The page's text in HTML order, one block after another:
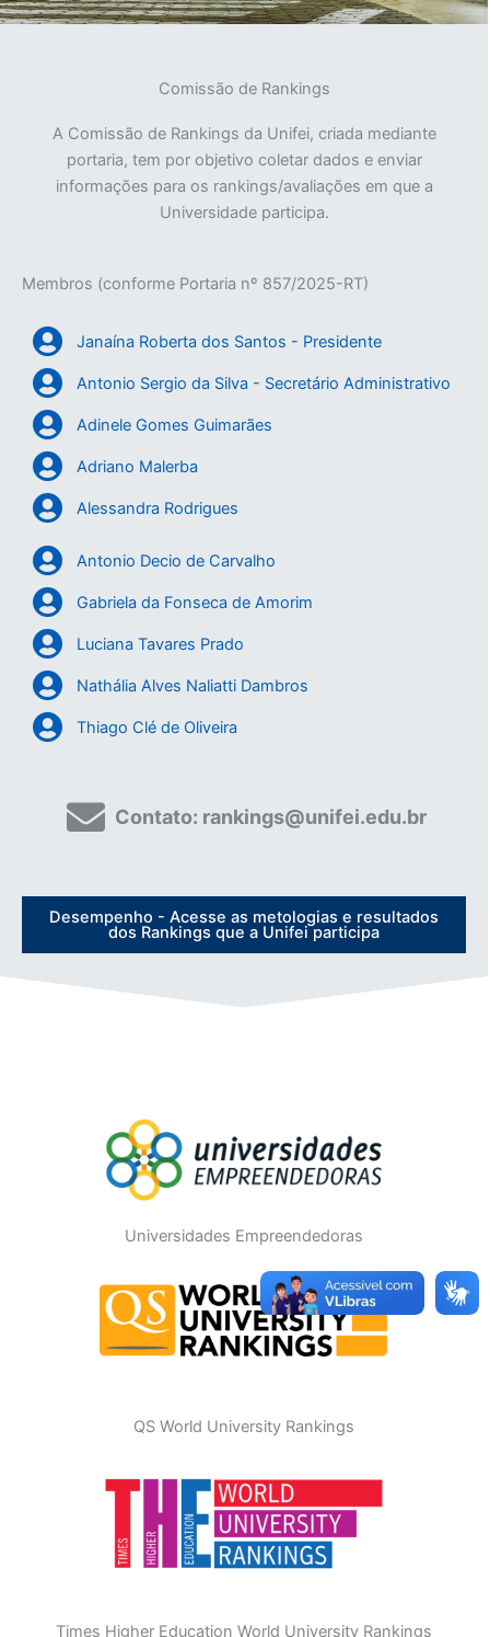
Comissão de Rankings
A Comissão de Rankings da Unifei, criada mediante
portaria, tem por objetivo coletar dados e enviar
informações para os rankings/avaliações em que a
Universidade participa.
Membros (conforme Portaria nº 857/2025-RT)
Janaína Roberta dos Santos - Presidente
Antonio Sergio da Silva - Secretário Administrativo
Adinele Gomes Guimarães
Adriano Malerba
Alessandra Rodrigues
Antonio Decio de Carvalho
Gabriela da Fonseca de Amorim
Luciana Tavares Prado
Nathália Alves Naliatti Dambros
Thiago Clé de Oliveira
Contato: rankings@unifei.edu.br
Desempenho - Acesse as metologias e resultados
dos Rankings que a Unifei participa
Universidades Empreendedoras
QS World University Rankings
Times Higher Education World University Rankings